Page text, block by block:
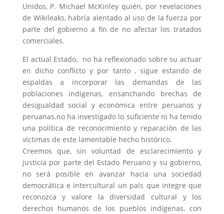
Unidos, P. Michael McKinley quién, por revelaciones
de Wikileaks, habría alentado al uso de la fuerza por
parte del gobierno a fin de no afectar los tratados
comerciales.
El actual Estado, no ha reflexionado sobre su actuar
en dicho conflicto y por tanto , sigue estando de
espaldas a incorporar las demandas de las
poblaciones indígenas, ensanchando brechas de
desigualdad social y económica entre peruanos y
peruanas.no ha investigado lo suficiente ni ha tenido
una política de reconocimiento y reparación de las
víctimas de este lamentable hecho histórico.
Creemos que, sin voluntad de esclarecimiento y
justicia por parte del Estado Peruano y su gobierno,
no será posible en avanzar hacia una sociedad
democrática e intercultural un país que integre que
reconozca y valore la diversidad cultural y los
derechos humanos de los pueblos indígenas. con